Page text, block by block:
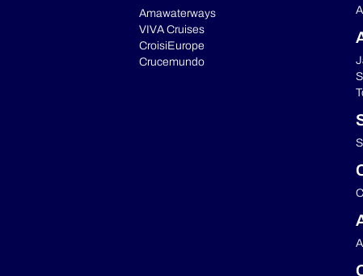
Amawaterways
VIVA Cruises
CroisiEurope
Crucemundo